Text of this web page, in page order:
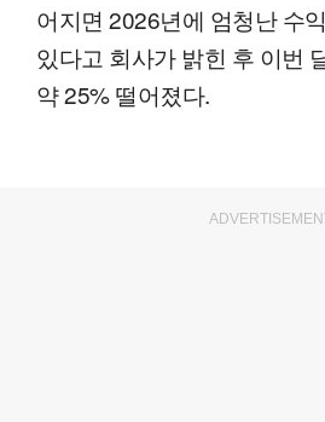
어지면 2026년에 엄청난 수
있다고 회사가 밝힌 후 이번
약 25% 떨어졌다.